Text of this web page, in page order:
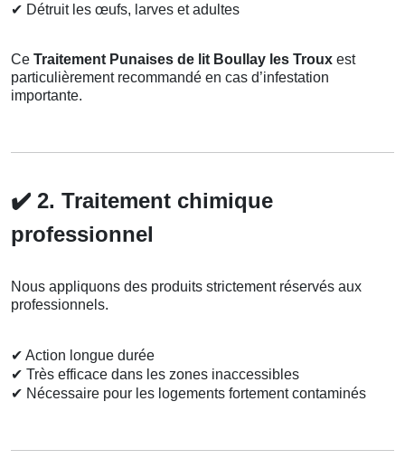
✔ Détruit les œufs, larves et adultes
Ce Traitement Punaises de lit Boullay les Troux est
particulièrement recommandé en cas d’infestation
importante.
✔️ 2. Traitement chimique
professionnel
Nous appliquons des produits strictement réservés aux
professionnels.
✔ Action longue durée
✔ Très efficace dans les zones inaccessibles
✔ Nécessaire pour les logements fortement contaminés